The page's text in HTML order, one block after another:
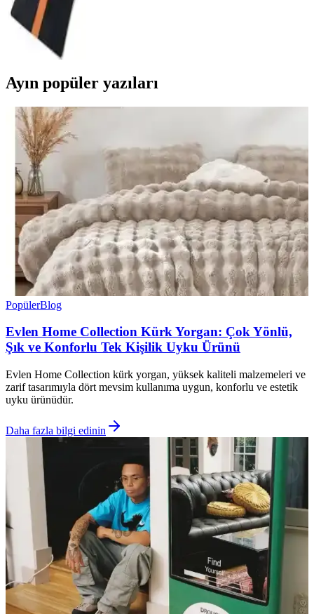
Bu masa tenisi raketi, yüksek performans ve dayanıklılık sunar.
Kontrollü ve hızlı oyunlar için uygun, federasyon onaylı ve hafif
tasarımıyla antrenman ve yarışmalarda tercih edilir.
Ayın popüler yazıları
PopülerBlog
Evlen Home Collection Kürk Yorgan: Çok Yönlü,
Şık ve Konforlu Tek Kişilik Uyku Ürünü
Evlen Home Collection kürk yorgan, yüksek kaliteli malzemeleri ve
zarif tasarımıyla dört mevsim kullanıma uygun, konforlu ve estetik
uyku ürünüdür.
Daha fazla bilgi edinin